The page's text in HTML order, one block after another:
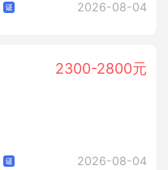
2026-08-04
2300-2800元
2026-08-04